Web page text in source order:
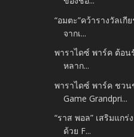
“อมตะ”คว้ารางวัลเ
จากเ...
พาราไดซ์ พาร์ค ต้อน
หลาก...
พาราไดซ์ พาร์ค ชวน
Game Grandpri...
“ราส พอล” เสริมแก
ด้วย F...